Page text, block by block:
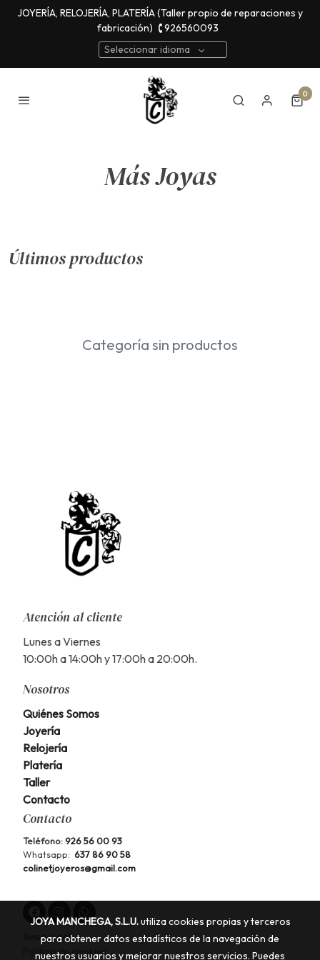
JOYERÍA, RELOJERÍA, PLATERÍA (Taller propio de reparaciones y
fabricación) 🕻 926560093
Seleccionar idioma
0
Más Joyas
Últimos productos
Categoría sin productos
Atención al cliente
Lunes a Viernes
10:00h a 14:00h y 17:00h a 20:00h.
Nosotros
Quiénes Somos
Joyería
Relojería
Platería
Taller
Contacto
Contacto
Teléfono:926 56 00 93
Whatsapp: 637 86 90 58
colinetjoyeros@gmail.com
Aviso legal
Política de cookies
JOYA MANCHEGA, S.L.U.utiliza cookies propias y terceros
para obtener datos estadísticos de la navegación de
nuestros usuarios y mejorar nuestros servicios. Puedes